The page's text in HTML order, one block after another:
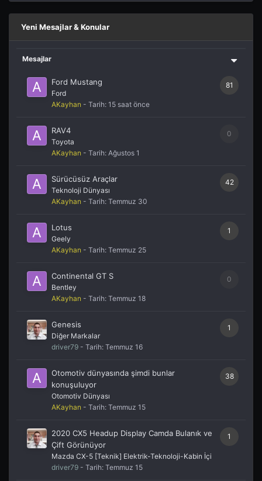
Yeni Mesajlar & Konular
Mesajlar
81
Ford Mustang
Ford
AKayhan - Tarih: 15 saat önce
0
RAV4
Toyota
AKayhan - Tarih: Ağustos 1
42
Sürücüsüz Araçlar
Teknoloji Dünyası
AKayhan - Tarih: Temmuz 30
1
Lotus
Geely
AKayhan - Tarih: Temmuz 25
0
Continental GT S
Bentley
AKayhan - Tarih: Temmuz 18
1
Genesis
Diğer Markalar
driver79 - Tarih: Temmuz 16
38
Otomotiv dünyasında şimdi bunlar
konuşuluyor
Otomotiv Dünyası
AKayhan - Tarih: Temmuz 15
1
2020 CX5 Headup Display Camda Bulanık ve
Çift Görünüyor
Mazda CX-5 [Teknik] Elektrik-Teknoloji-Kabin İçi
driver79 - Tarih: Temmuz 15